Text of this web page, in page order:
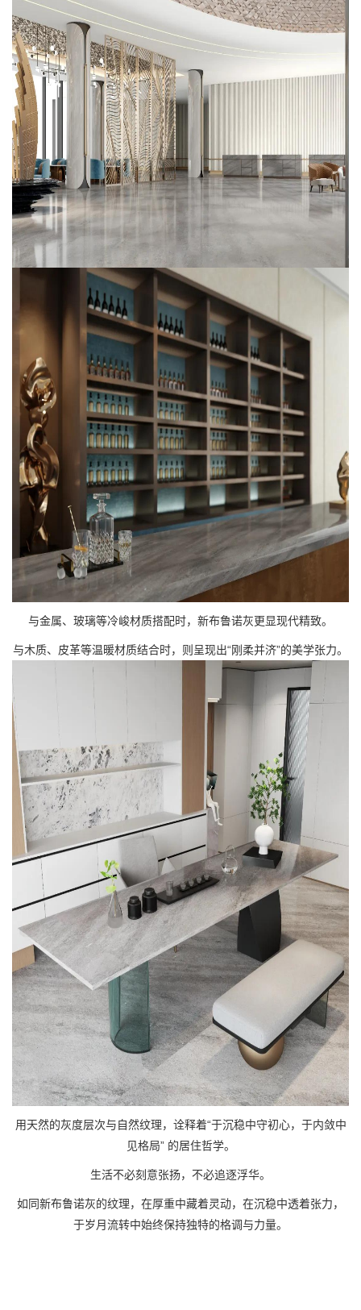
与金属、玻璃等冷峻材质搭配时，新布鲁诺灰更显现代精致。
与木质、皮革等温暖材质结合时，则呈现出“刚柔并济”的美学张力。
用天然的灰度层次与自然纹理，诠释着“于沉稳中守初心，于内敛中
见格局” 的居住哲学。
生活不必刻意张扬，不必追逐浮华。
如同新布鲁诺灰的纹理，在厚重中藏着灵动，在沉稳中透着张力，
于岁月流转中始终保持独特的格调与力量。